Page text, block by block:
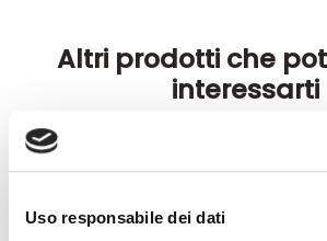
Uso responsabile dei dati
Altri prodotti che
interessarti
-42%